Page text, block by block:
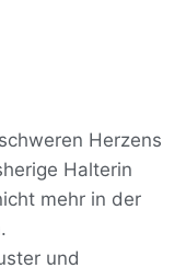
Herzens
Halterin
mehr in der
und